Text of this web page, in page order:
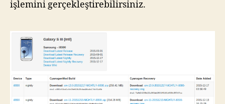
işlemini gerçekleştirebilirsiniz.